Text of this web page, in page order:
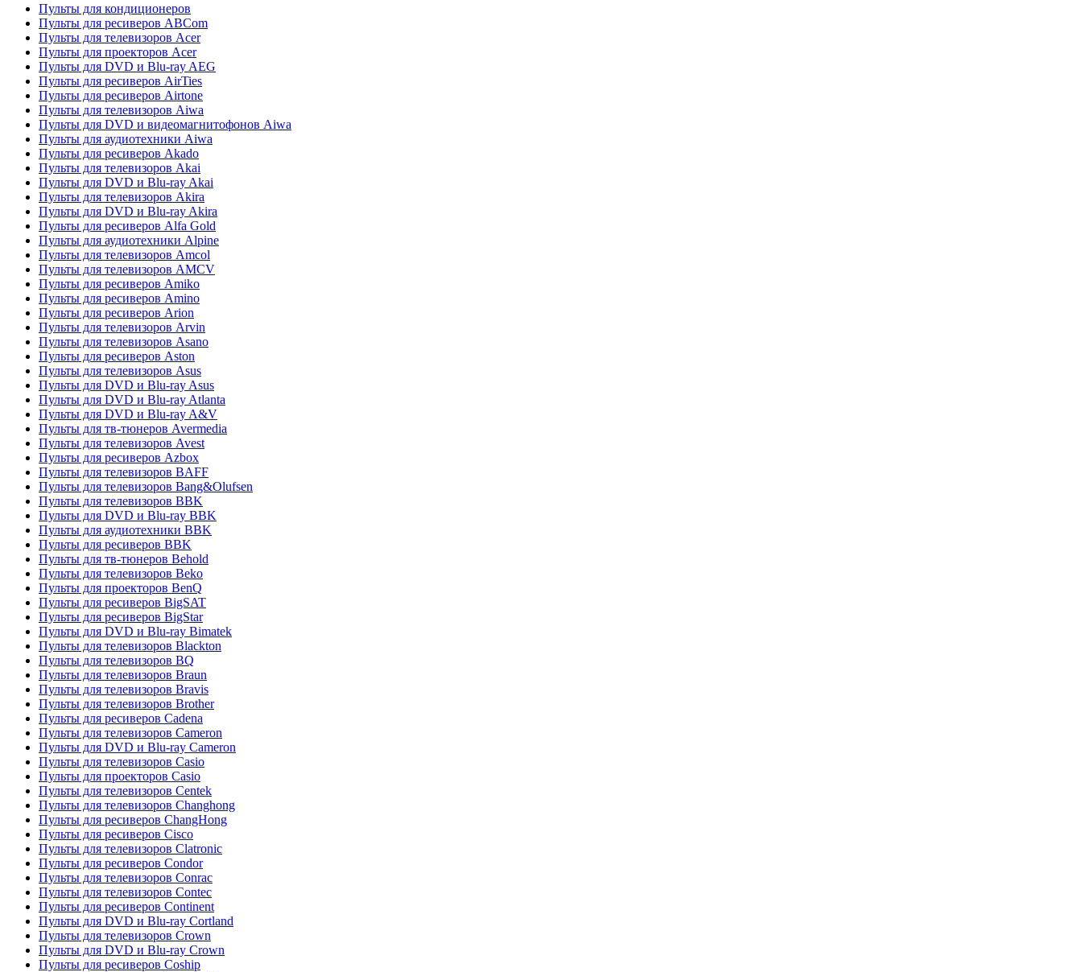
Пульты для кондиционеров
Пульты для ресиверов ABCom
Пульты для телевизоров Acer
Пульты для проекторов Acer
Пульты для DVD и Blu-ray AEG
Пульты для ресиверов AirTies
Пульты для ресиверов Airtone
Пульты для телевизоров Aiwa
Пульты для DVD и видеомагнитофонов Aiwa
Пульты для аудиотехники Aiwa
Пульты для ресиверов Akado
Пульты для телевизоров Akai
Пульты для DVD и Blu-ray Akai
Пульты для телевизоров Akira
Пульты для DVD и Blu-ray Akira
Пульты для ресиверов Alfa Gold
Пульты для аудиотехники Alpine
Пульты для телевизоров Amcol
Пульты для телевизоров AMCV
Пульты для ресиверов Amiko
Пульты для ресиверов Amino
Пульты для ресиверов Arion
Пульты для телевизоров Arvin
Пульты для телевизоров Asano
Пульты для ресиверов Aston
Пульты для телевизоров Asus
Пульты для DVD и Blu-ray Asus
Пульты для DVD и Blu-ray Atlanta
Пульты для DVD и Blu-ray A&V
Пульты для тв-тюнеров Avermedia
Пульты для телевизоров Avest
Пульты для ресиверов Azbox
Пульты для телевизоров BAFF
Пульты для телевизоров Bang&Olufsen
Пульты для телевизоров BBK
Пульты для DVD и Blu-ray BBK
Пульты для аудиотехники BBK
Пульты для ресиверов BBK
Пульты для тв-тюнеров Behold
Пульты для телевизоров Beko
Пульты для проекторов BenQ
Пульты для ресиверов BigSAT
Пульты для ресиверов BigStar
Пульты для DVD и Blu-ray Bimatek
Пульты для телевизоров Blackton
Пульты для телевизоров BQ
Пульты для телевизоров Braun
Пульты для телевизоров Bravis
Пульты для телевизоров Brother
Пульты для ресиверов Cadena
Пульты для телевизоров Cameron
Пульты для DVD и Blu-ray Cameron
Пульты для телевизоров Casio
Пульты для проекторов Casio
Пульты для телевизоров Centek
Пульты для телевизоров Changhong
Пульты для ресиверов ChangHong
Пульты для ресиверов Cisco
Пульты для телевизоров Clatronic
Пульты для ресиверов Condor
Пульты для телевизоров Conrac
Пульты для телевизоров Contec
Пульты для ресиверов Continent
Пульты для DVD и Blu-ray Cortland
Пульты для телевизоров Crown
Пульты для DVD и Blu-ray Crown
Пульты для ресиверов Coship